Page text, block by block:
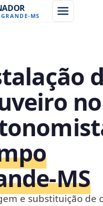
-MS
no
e substituição de